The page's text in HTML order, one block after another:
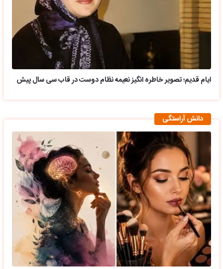
ایام قدیم؛ تصویر خاطره انگیز نعیمه نظام دوست در قاب سی سال پیش
دانش آراستگی